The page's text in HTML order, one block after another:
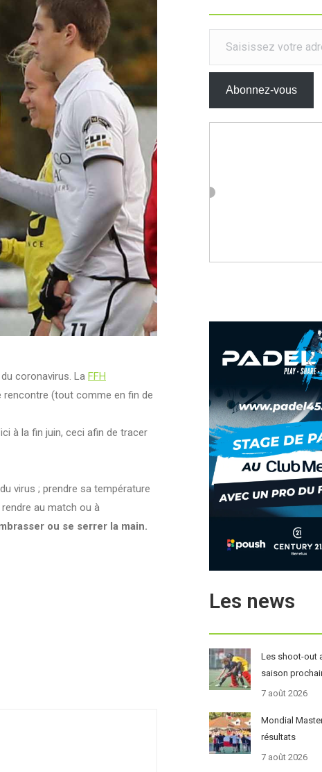
coronavirus. La FFH
rencontre (tout comme en fin de
à la fin juin, ceci afin de tracer
virus ; prendre sa température
au match ou à
ou se serrer la main.
Saisissez votre adresse e-mail…
Abonnez-vous
Les news
Les shoot-out
saison
7 août 2026
Mondial
résultats
7 août 2026